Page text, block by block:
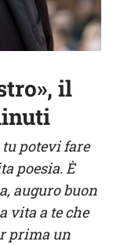
il
potevi fare
poesia. È
auguro buon
vita a te che
prima un